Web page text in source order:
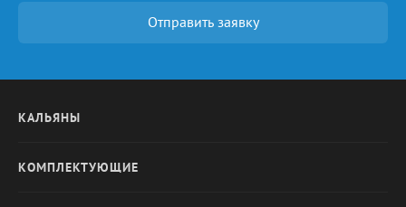
Отправить заявку
КАЛЬЯНЫ
КОМПЛЕКТУЮЩИЕ